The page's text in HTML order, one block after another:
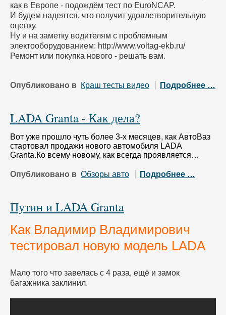
как в Европе - подождём тест по EuroNCAP.
И будем надеятся, что получит удовлетворительную
оценку.
Ну и на заметку водителям с проблемным
электооборудованием: http://www.voltag-ekb.ru/
Ремонт или покупка нового - решать вам.
Опубликовано в Краш тесты видео Подробнее …
LADA Granta - Как дела?
Вот уже прошло чуть более 3-х месяцев, как АвтоВаз
стартовал продажи нового автомобиля LADA
Granta.Ко всему новому, как всегда проявляется…
Опубликовано в Обзоры авто Подробнее …
Путин и LADA Granta
Как Владимир Владимирович
тестировал новую модель LADA
Мало того что завелась с 4 раза, ещё и замок
багажника заклинил.